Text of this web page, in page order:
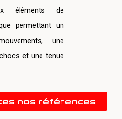
éléments de
permettant un
une
et une tenue
nos références